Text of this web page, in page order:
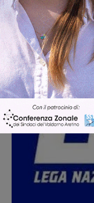
Cronaca 6 Agosto 2026
Ultime Calcio